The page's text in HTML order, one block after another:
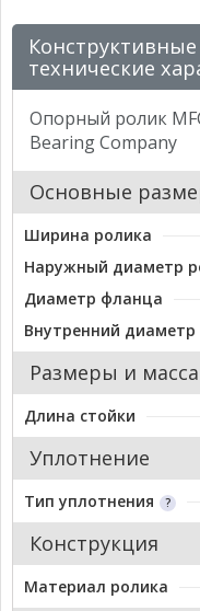
технические
Опорный ролик
Bearing Company
Основные
Ширина ролика
Наружный диаметр
Диаметр фланца
Внутренний диаметр
Размеры и масса
Длина стойки
Уплотнение
Тип уплотнения
Конструкция
Материал ролика